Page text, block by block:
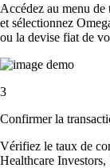
Accédez au menu
et sélectionnez
ou la devise fiat de
3
Confirmer la
Vérifiez le taux de
Healthcare